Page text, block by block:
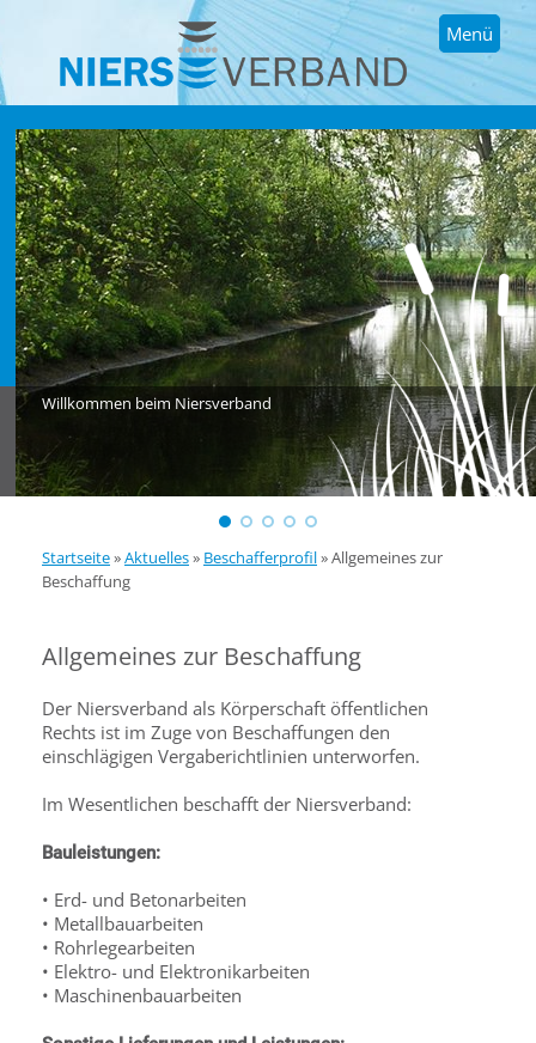
Menü
Willkommen beim Niersverband
Startseite»Aktuelles» Beschafferprofil»Allgemeines zur
Beschaffung
Allgemeines zur Beschaffung
Der Niersverband als Körperschaft öffentlichen
Rechts ist im Zuge von Beschaffungen den
einschlägigen Vergaberichtlinien unterworfen.
Im Wesentlichen beschafft der Niersverband:
Bauleistungen:
• Erd- und Betonarbeiten
• Metallbauarbeiten
• Rohrlegearbeiten
• Elektro- und Elektronikarbeiten
• Maschinenbauarbeiten